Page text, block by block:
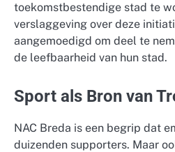
toekomstbestendige stad te
verslaggeving over deze
aangemoedigd om deel te
de leefbaarheid van hun stad.
Sport als Bron van
NAC Breda is een begrip dat
duizenden supporters. Maar